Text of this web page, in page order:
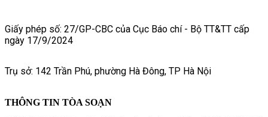
Giấy phép số: 27/GP-CBC của Cục Báo chí - Bộ TT&TT cấp
ngày 17/9/2024
Trụ sở: 142 Trần Phú, phường Hà Đông, TP Hà Nội
THÔNG TIN TÒA SOẠN